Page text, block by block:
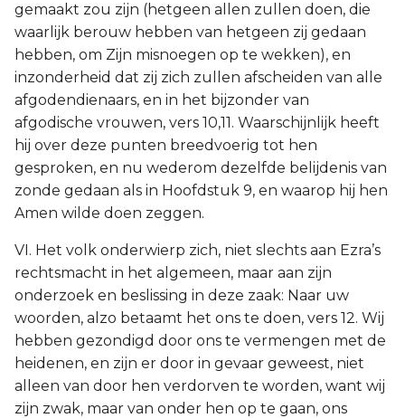
gemaakt zou zijn (hetgeen allen zullen doen, die
waarlijk berouw hebben van hetgeen zij gedaan
hebben, om Zijn misnoegen op te wekken), en
inzonderheid dat zij zich zullen afscheiden van alle
afgodendienaars, en in het bijzonder van
afgodische vrouwen, vers 10,11. Waarschijnlijk heeft
hij over deze punten breedvoerig tot hen
gesproken, en nu wederom dezelfde belijdenis van
zonde gedaan als in Hoofdstuk 9, en waarop hij hen
Amen wilde doen zeggen.
VI. Het volk onderwierp zich, niet slechts aan Ezra’s
rechtsmacht in het algemeen, maar aan zijn
onderzoek en beslissing in deze zaak: Naar uw
woorden, alzo betaamt het ons te doen, vers 12. Wij
hebben gezondigd door ons te vermengen met de
heidenen, en zijn er door in gevaar geweest, niet
alleen van door hen verdorven te worden, want wij
zijn zwak, maar van onder hen op te gaan, ons